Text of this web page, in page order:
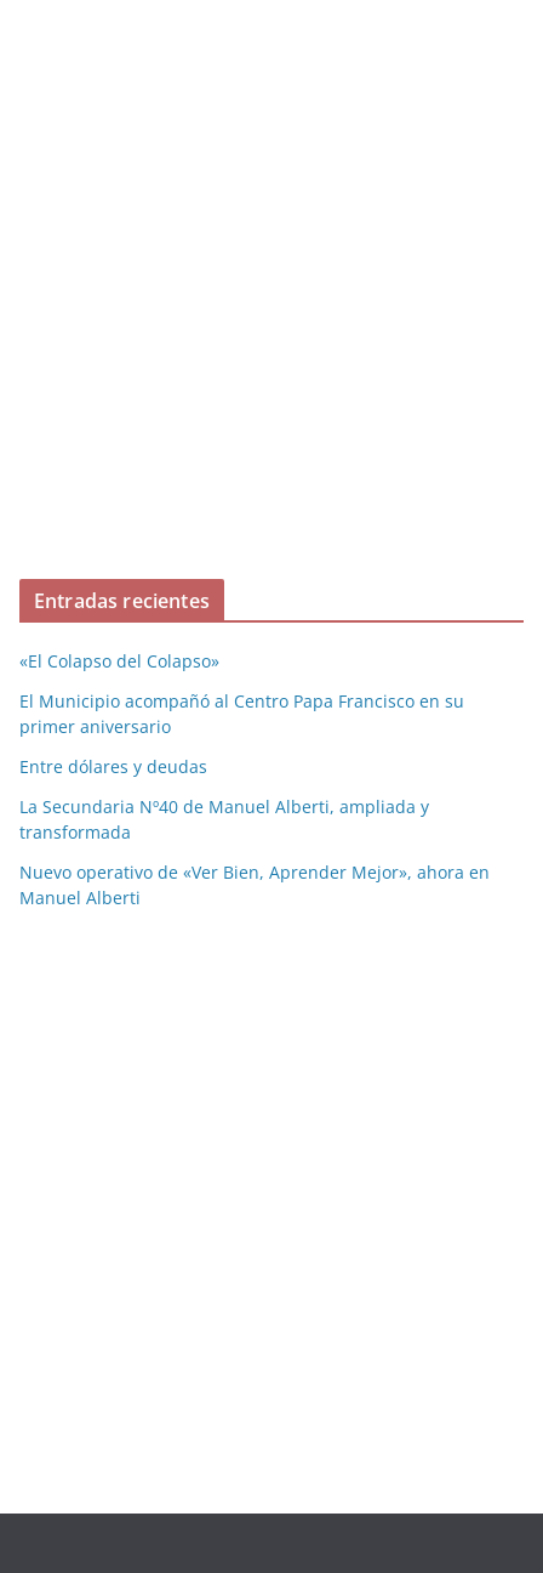
Entradas recientes
«El Colapso del Colapso»
El Municipio acompañó al Centro Papa Francisco en su
primer aniversario
Entre dólares y deudas
La Secundaria Nº40 de Manuel Alberti, ampliada y
transformada
Nuevo operativo de «Ver Bien, Aprender Mejor», ahora en
Manuel Alberti